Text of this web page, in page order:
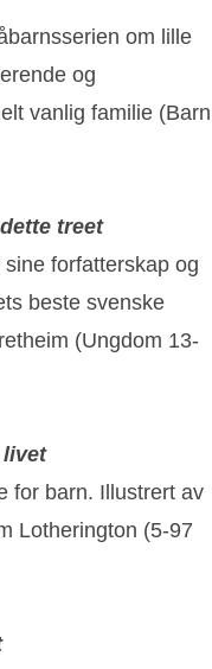
om lille
og
vanlig familie (Barn
treet
forfatterskap og
beste svenske
(Ungdom 13-
livet
for barn. Illustrert av
Lotherington (5-97